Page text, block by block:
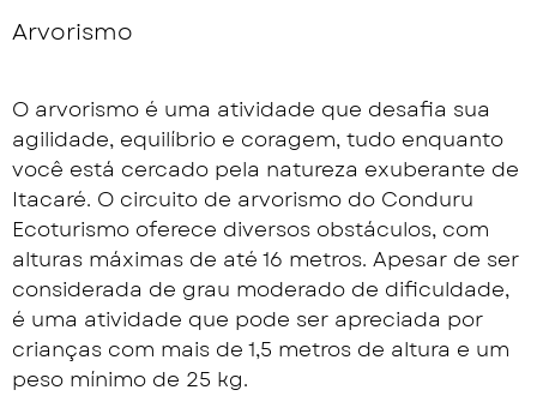
Arvorismo
O arvorismo é uma atividade que desafia sua
agilidade, equilíbrio e coragem, tudo enquanto
você está cercado pela natureza exuberante de
Itacaré. O circuito de arvorismo do Conduru
Ecoturismo oferece diversos obstáculos, com
alturas máximas de até 16 metros. Apesar de ser
considerada de grau moderado de dificuldade,
é uma atividade que pode ser apreciada por
crianças com mais de 1,5 metros de altura e um
peso mínimo de 25 kg.